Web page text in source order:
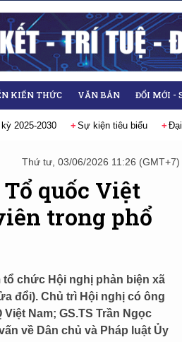
KIẾN THỨC VĂN BẢN ĐỔI MỚI -
Đại hội Liên hiệp các Hội Khoa học và Kỹ
Thứ tư, 03/06/2026 11:26 (GMT+7)
quốc Việt
trong phổ
tổ chức Hội nghị phản biện xã
đổi). Chủ trì Hội nghị có ông
Nam; GS.TS Trần Ngọc
về Dân chủ và Pháp luật Ủy